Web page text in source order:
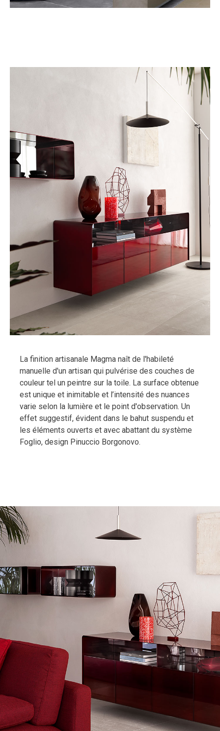
La finition artisanale Magma naît de l'habileté
manuelle d'un artisan qui pulvérise des couches de
couleur tel un peintre sur la toile. La surface obtenue
est unique et inimitable et l’intensité des nuances
varie selon la lumière et le point d'observation. Un
effet suggestif, évident dans le bahut suspendu et
les éléments ouverts et avec abattant du système
Foglio, design Pinuccio Borgonovo.